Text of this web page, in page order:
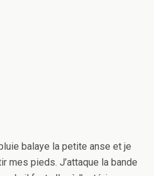
balaye la petite anse et je
mes pieds. J’attaque la bande